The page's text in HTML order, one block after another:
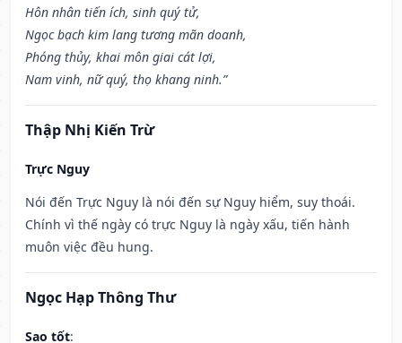
Hôn nhân tiến ích, sinh quý tử,
Ngọc bạch kim lang tương mãn doanh,
Phóng thủy, khai môn giai cát lợi,
Nam vinh, nữ quý, thọ khang ninh.”
Thập Nhị Kiến Trừ
Trực Nguy
Nói đến Trực Nguy là nói đến sự Nguy hiểm, suy thoái.
Chính vì thế ngày có trực Nguy là ngày xấu, tiến hành
muôn việc đều hung.
Ngọc Hạp Thông Thư
Sao tốt: